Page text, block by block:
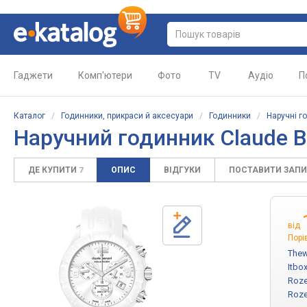
Гаджети Комп'ютери Фото TV Аудіо
Каталог / Годинники, прикраси й аксесуари / Годинники / Наручні
Наручний годинник Claude
ДЕ КУПИТИ 7 ОПИС ВІДГУКИ ПОСТАВИТИ
від